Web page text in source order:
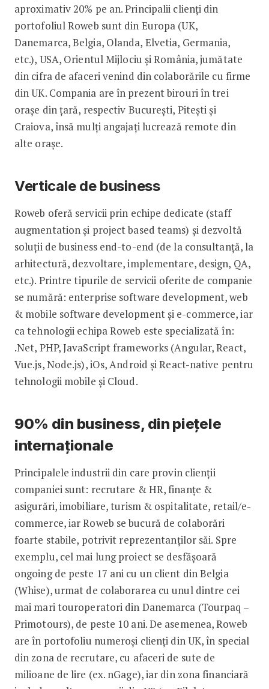
aproximativ 20% pe an. Principalii clienți din
portofoliul Roweb sunt din Europa (UK,
Danemarca, Belgia, Olanda, Elvetia, Germania,
etc.), USA, Orientul Mijlociu și România, jumătate
din cifra de afaceri venind din colaborările cu firme
din UK. Compania are în prezent birouri în trei
orașe din țară, respectiv București, Pitești și
Craiova, însă mulți angajați lucrează remote din
alte orașe.
Verticale de business
Roweb oferă servicii prin echipe dedicate (staff
augmentation și project based teams) și dezvoltă
soluții de business end-to-end (de la consultanță, la
arhitectură, dezvoltare, implementare, design, QA,
etc.). Printre tipurile de servicii oferite de companie
se numără: enterprise software development, web
& mobile software development și e-commerce, iar
ca tehnologii echipa Roweb este specializată în:
.Net, PHP, JavaScript frameworks (Angular, React,
Vue.js, Node.js), iOs, Android și React-native pentru
tehnologii mobile și Cloud.
90% din business, din piețele
internaționale
Principalele industrii din care provin clienții
companiei sunt: recrutare & HR, finanțe &
asigurări, imobiliare, turism & ospitalitate, retail/e-
commerce, iar Roweb se bucură de colaborări
foarte stabile, potrivit reprezentanților săi. Spre
exemplu, cel mai lung proiect se desfășoară
ongoing de peste 17 ani cu un client din Belgia
(Whise), urmat de colaborarea cu unul dintre cei
mai mari touroperatori din Danemarca (Tourpaq –
Primotours), de peste 10 ani. De asemenea, Roweb
are în portofoliu numeroși clienți din UK, în special
din zona de recrutare, cu afaceri de sute de
milioane de lire (ex. nGage), iar din zona financiară